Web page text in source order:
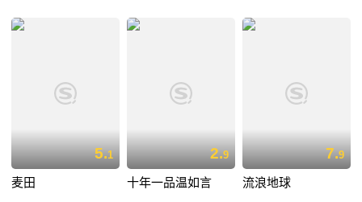
5.1
麦田
2.9
十年一品温如言
7.9
流浪地球